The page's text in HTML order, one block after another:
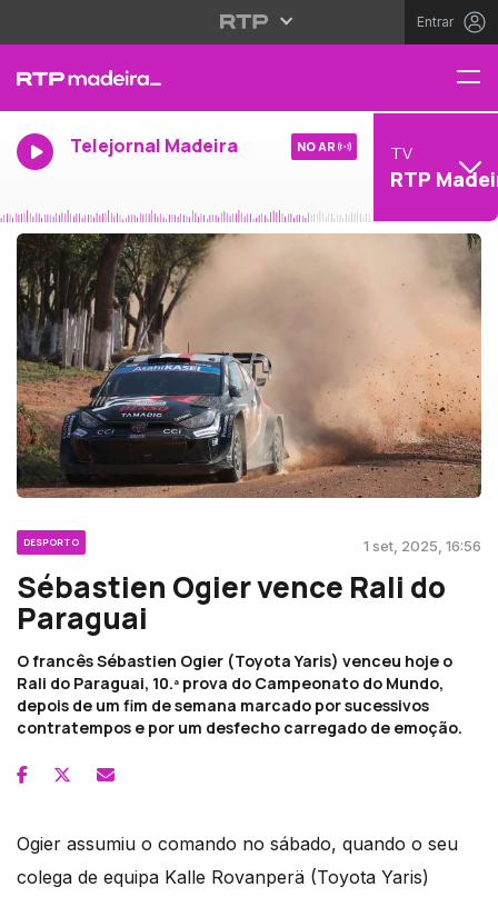
Entrar
Telejornal Madeira NO AR TV
RTP
DESPORTO 1 set, 2025, 16:56
Sébastien Ogier vence Rali do
Paraguai
O francês Sébastien Ogier (Toyota Yaris) venceu hoje o
Rali do Paraguai, 10.ª prova do Campeonato do Mundo,
depois de um fim de semana marcado por sucessivos
contratempos e por um desfecho carregado de emoção.
Ogier assumiu o comando no sábado, quando o seu
colega de equipa Kalle Rovanperä (Toyota Yaris)